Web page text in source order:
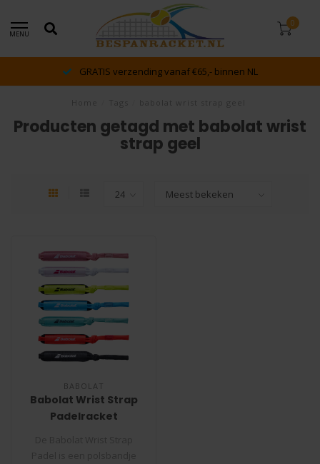
MENU
0
GRATIS verzending vanaf €65,- binnen NL
Producten getagd met babolat wrist
strap geel
BABOLAT
Babolat Wrist Strap
Padelracket